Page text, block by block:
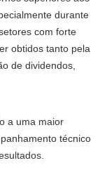
durante
com forte
obtidos tanto pela
de dividendos,
a uma maior
técnico